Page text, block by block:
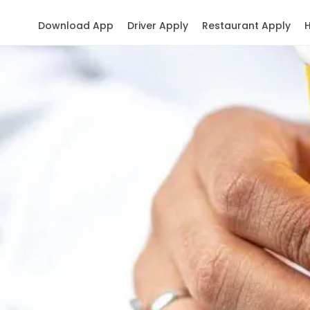
Restaurant Apply
Driver Apply
Download App